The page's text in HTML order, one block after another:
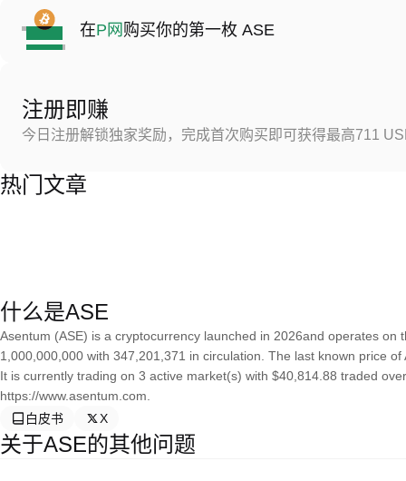
在P网 购买你的第一枚 ASE
注册即赚
今日注册解锁独家奖励，完成首次购买即可获得最高711
热门文章
什么是ASE
Asentum (ASE) is a cryptocurrency launched in 2026and operates
1,000,000,000 with 347,201,371 in circulation. The last known price
It is currently trading on 3 active market(s) with $40,814.88 traded
https://www.asentum.com.
白皮书
X
关于ASE的其他问题